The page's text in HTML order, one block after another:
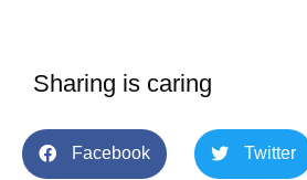
Sharing is caring
Facebook Twitter